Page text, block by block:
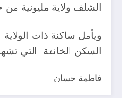
الشلف ولاية مليونية
ويأمل ساكنة ذات
السكن الخانقة التي
فاطمة حسان